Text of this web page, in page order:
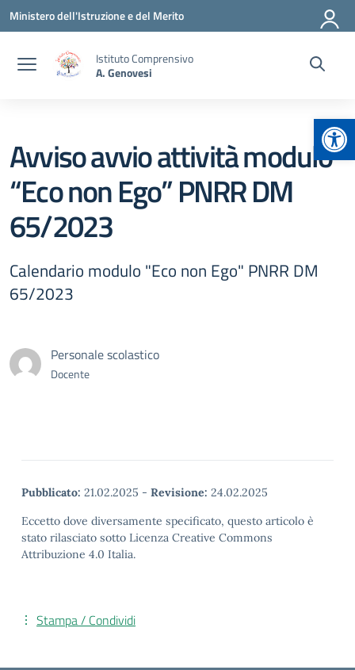
Vai ai contenuti
Vai al menu di navigazione
Vai al footer
Ministero dell'Istruzione e del Merito
Istituto Comprensivo
A. Genovesi
Avviso avvio attività modulo
“Eco non Ego” PNRR DM
65/2023
Calendario modulo "Eco non Ego" PNRR DM
65/2023
Personale scolastico
Docente
Pubblicato: 21.02.2025 - Revisione: 24.02.2025
Eccetto dove diversamente specificato, questo articolo è
stato rilasciato sotto Licenza Creative Commons
Attribuzione 4.0 Italia.
Stampa / Condividi